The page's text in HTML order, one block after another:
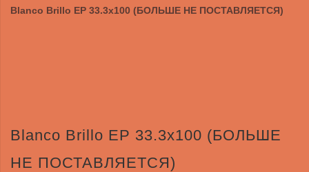
Blanco Brillo EP 33.3x100 (БОЛЬШЕ НЕ ПОСТАВЛЯЕТСЯ)
Blanco Brillo EP 33.3x100 (БОЛЬШЕ
НЕ ПОСТАВЛЯЕТСЯ)